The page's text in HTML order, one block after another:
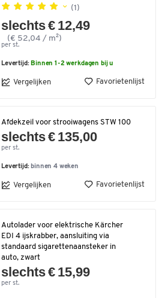
(1)
slechts € 12,49
(€ 52,04 / m²)
per st.
Levertijd: Binnen 1-2 werkdagen bij u
Vergelijken Favorietenlijst
Afdekzeil voor strooiwagens STW 100
slechts € 135,00
per st.
Levertijd: binnen 4 weken
Vergelijken Favorietenlijst
Autolader voor elektrische Kärcher
EDI 4 ijskrabber, aansluiting via
standaard sigarettenaansteker in
auto, zwart
slechts € 15,99
per st.